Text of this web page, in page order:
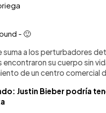
- 🙂
a los perturbadores
encontraron su cuerpo sin
de un centro comercial
Justin Bieber podría